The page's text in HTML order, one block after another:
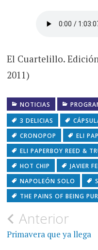
El Cuartelillo.
2011)
NOTICIAS
3 DELICIAS
CRONOPOP
ELI
ELI PAPERBOY REED &
HOT CHIP
JAVIER
NAPOLEÓN SOLO
THE PAINS OF BEING
Navegación
de
Anterior
Primavera que ya llega